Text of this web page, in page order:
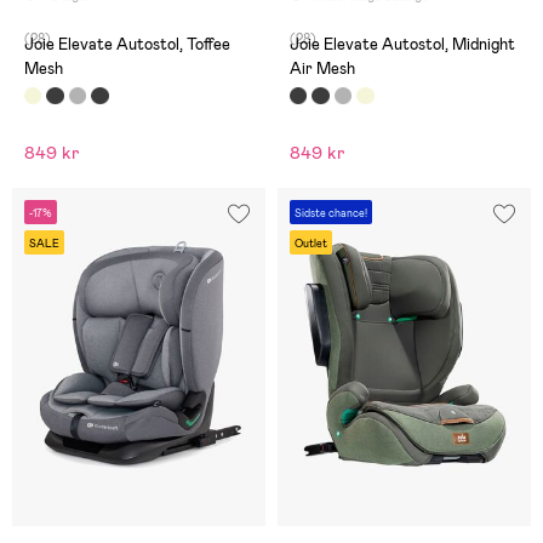
(28)
Joie Elevate Autostol, Toffee
Mesh
849 kr
(28)
Joie Elevate Autostol, Midnight
Air Mesh
849 kr
-17%
SALE
Sidste chance!
Outlet